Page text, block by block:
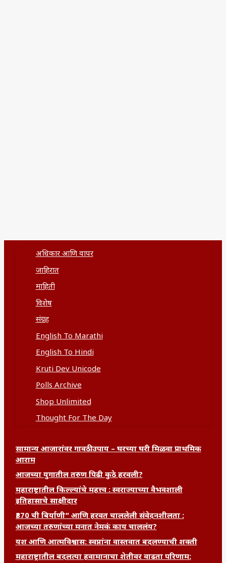
अधिकार आणि वापर
जाहिरात
माहिती
विशेष
संग्रह
English To Marathi
English To Hindi
Kruti Dev Unicode
Polls Archive
Shop Unlimited
Thought For The Day
सामान्य आजारांवर गावठी उपाय – घरच्या घरी मिळवा प्राथमिक
आराम
आजच्या युगातील तरुण पिढी कुठे हरवली?
महाराष्ट्रातील किल्ल्यांचे महत्त्व : स्वराज्याच्या वैभवशाली
इतिहासाचे साक्षीदार
₹370 ची बिर्याणी” आणि हरवत चाललेली संवेदनशीलता :
आजच्या तरुणांच्या मनात नेमकं काय चाललंय?
यश आणि आत्मविश्वास: स्वप्नांना वास्तवात बदलण्याची शक्ती
महाराष्ट्रातील बदलत्या हवामानाचा शेतीवर वाढता परिणाम: